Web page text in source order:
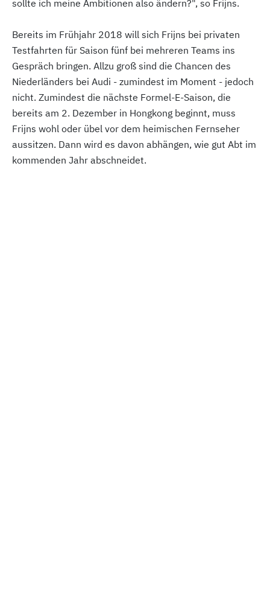
sollte ich meine Ambitionen also ändern?", so Frijns.
Bereits im Frühjahr 2018 will sich Frijns bei privaten
Testfahrten für Saison fünf bei mehreren Teams ins
Gespräch bringen. Allzu groß sind die Chancen des
Niederländers bei Audi - zumindest im Moment - jedoch
nicht. Zumindest die nächste Formel-E-Saison, die
bereits am 2. Dezember in Hongkong beginnt, muss
Frijns wohl oder übel vor dem heimischen Fernseher
aussitzen. Dann wird es davon abhängen, wie gut Abt im
kommenden Jahr abschneidet.